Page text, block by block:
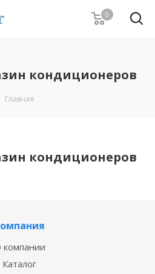
0
кондиционеров
Главная
кондиционеров
Каталог